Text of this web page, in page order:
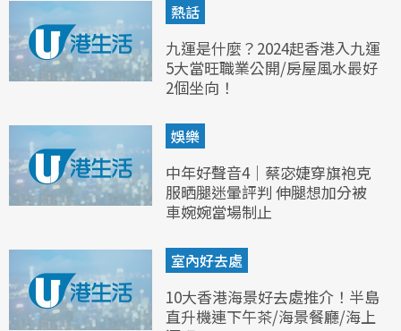
熱話
九運是什麼？2024起香港入九運
5大當旺職業公開/房屋風水最好
2個坐向！
娛樂
中年好聲音4｜蔡宓婕穿旗袍克
服晒腿迷暈評判 伸腿想加分被
車婉婉當場制止
室內好去處
10大香港海景好去處推介！半島
直升機連下午茶/海景餐廳/海上